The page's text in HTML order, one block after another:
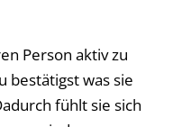
Person aktiv zu
bestätigst was sie
fühlt sie sich